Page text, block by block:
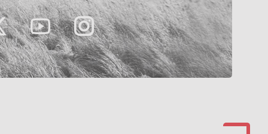
YouTubeInstagram
LinkedIn
TikTok